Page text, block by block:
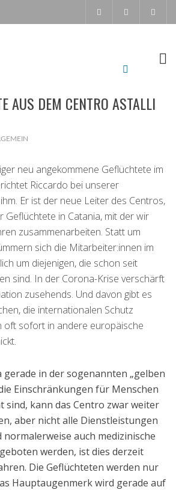
AUS DEM CENTRO ASTALLI
neu angekommene Geflüchtete im
Riccardo bei unserer
Er ist der neue Leiter des Centros,
Geflüchtete in Catania, mit der wir
zusammenarbeiten. Statt um
sich die Mitarbeiter:innen im
um diejenigen, die schon seit
sind. In der Corona-Krise verschärft
zusehends. Und davon gibt es
die internationalen Schutz
oft sofort in andere europäische
gerade in der sogenannten „gelben
Einschränkungen für Menschen
sind, kann das Centro zwar weiter
aber nicht alle Dienstleistungen
auch medizinische
werden, ist dies derzeit
Die Geflüchteten werden nur
Hauptaugenmerk wird gerade auf